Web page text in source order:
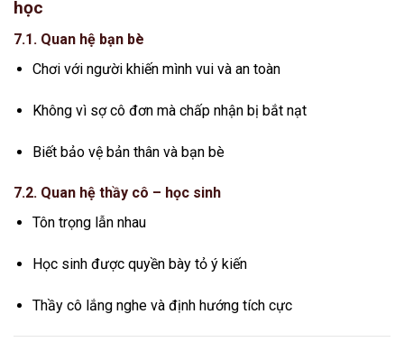
học
7.1. Quan hệ bạn bè
Chơi với người khiến mình vui và an toàn
Không vì sợ cô đơn mà chấp nhận bị bắt nạt
Biết bảo vệ bản thân và bạn bè
7.2. Quan hệ thầy cô – học sinh
Tôn trọng lẫn nhau
Học sinh được quyền bày tỏ ý kiến
Thầy cô lắng nghe và định hướng tích cực